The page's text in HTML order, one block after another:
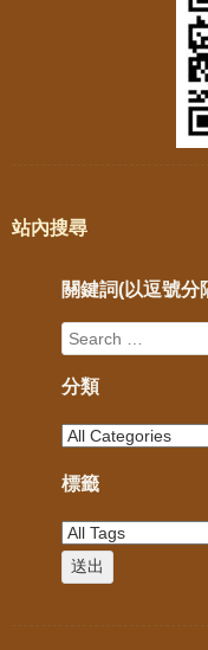
站內搜尋
關鍵詞(以逗號分
分類
標籤